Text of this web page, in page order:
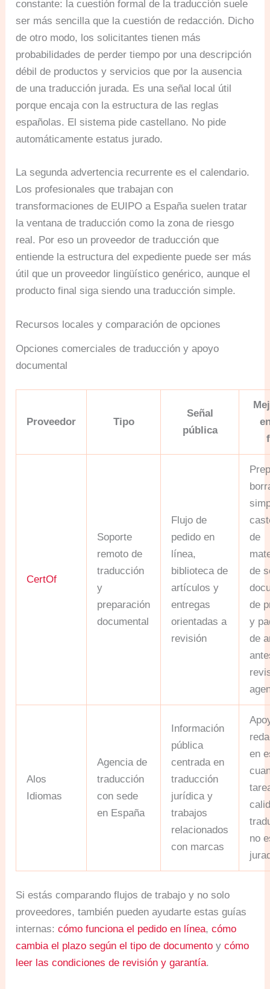
constante: la cuestión formal de la traducción suele
ser más sencilla que la cuestión de redacción. Dicho
de otro modo, los solicitantes tienen más
probabilidades de perder tiempo por una descripción
débil de productos y servicios que por la ausencia
de una traducción jurada. Es una señal local útil
porque encaja con la estructura de las reglas
españolas. El sistema pide castellano. No pide
automáticamente estatus jurado.
La segunda advertencia recurrente es el calendario.
Los profesionales que trabajan con
transformaciones de EUIPO a España suelen tratar
la ventana de traducción como la zona de riesgo
real. Por eso un proveedor de traducción que
entiende la estructura del expediente puede ser más
útil que un proveedor lingüístico genérico, aunque el
producto final siga siendo una traducción simple.
Recursos locales y comparación de opciones
Opciones comerciales de traducción y apoyo
documental
Proveedor Tipo
Señal
pública
CertOf
Soporte
remoto de
traducción
y
preparación
documental
Flujo de
pedido en
línea,
biblioteca de
artículos y
entregas
orientadas a
revisión
de
de
de
y
de
Alos
Idiomas
Agencia de
traducción
con sede
en España
Información
pública
centrada en
traducción
jurídica y
trabajos
relacionados
con marcas
en
no
Si estás comparando flujos de trabajo y no solo
proveedores, también pueden ayudarte estas guías
internas:cómo funciona el pedido en línea,cómo
cambia el plazo según el tipo de documento ycómo
leer las condiciones de revisión y garantía.